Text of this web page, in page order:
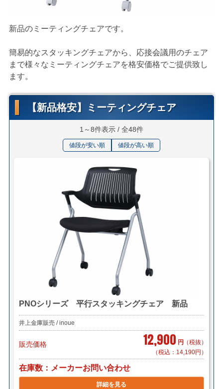
新品のミーティングチェアです。
簡易的なスタッキングチェアから、応接会議用のチェア
まで様々なミーティングチェアを格安価格でご提供致し
ます。
【新品格安】ミーティングチェア
1～8件表示 / 全48件
値段が安い順 値段が高い順
PNOシリーズ 平行スタッキングチェア 新品
井上金庫販売 / inoue
販売価格 12,900 円 （税抜）
（税込：14,190円）
在庫数 メーカーお問い合わせ
詳細を見る